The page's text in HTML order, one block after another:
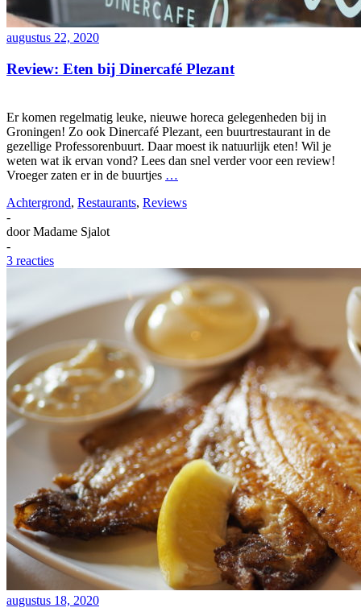
augustus 22, 2020
Review: Eten bij Dinercafé Plezant
Er komen regelmatig leuke, nieuwe horeca gelegenheden bij in
Groningen! Zo ook Dinercafé Plezant, een buurtrestaurant in de
gezellige Professorenbuurt. Daar moest ik natuurlijk eten! Wil je
weten wat ik ervan vond? Lees dan snel verder voor een review!
Vroeger zaten er in de buurtjes …
Achtergrond, Restaurants, Reviews
-
doorMadame Sjalot
-
3 reacties
augustus 18, 2020